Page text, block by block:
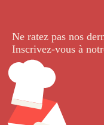
Ne ratez pas nos
Inscrivez-vous à